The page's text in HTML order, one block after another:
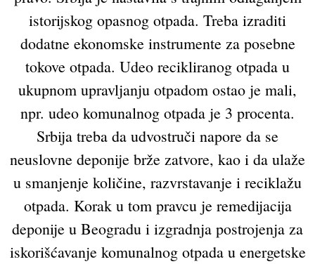
istorijskog opasnog otpada. Treba izraditi
dodatne ekonomske instrumente za posebne
tokove otpada. Udeo recikliranog otpada u
ukupnom upravljanju otpadom ostao je mali,
npr. udeo komunalnog otpada je 3 procenta.
Srbija treba da udvostruči napore da se
neuslovne deponije brže zatvore, kao i da ulaže
u smanjenje količine, razvrstavanje i reciklažu
otpada. Korak u tom pravcu je remedijacija
deponije u Beogradu i izgradnja postrojenja za
iskorišćavanje komunalnog otpada u energetske